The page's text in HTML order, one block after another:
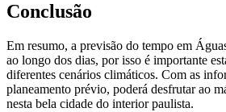
Conclusão
Em resumo, a previsão do tempo em
ao longo dos dias, por isso é importante
diferentes cenários climáticos. Com as
planeamento prévio, poderá desfrutar ao
nesta bela cidade do interior paulista.